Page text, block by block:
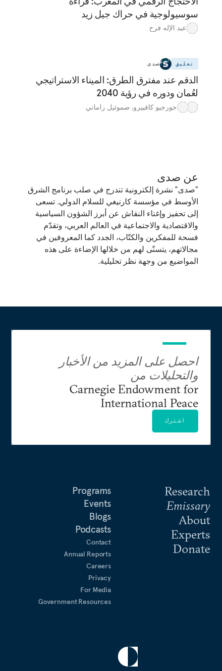
سوسيولوجية في حراك جيل زيد
عبد الإله فرح
تعليق صدى
الدقم عند مفترق الطرق: الميناء الاستراتيجي
لعُمان ودوره في رؤية 2040
جورجيو كافييرو, صموئيل راماني
عن صدى
"صدى" نشرة إلكترونية تندرج في صلب برنامج الشرق
الأوسط في مؤسسة كارنيغي للسلام الدولي. تسعى
إلى تحفيز وإغناء النقاش عن أبرز الشؤون السياسية
والاقتصادية والاجتماعية في العالم العربي، وتقدّم
فسحة للمفكرين والكتّاب، الجدد كما المعروفين في
مجالاتهم، يتسنّى لهم من خلالها الإضاءة على هذه
المواضيع من وجهة نظر تحليلية.
Research
Emissary
About
Experts
Donate
Programs
Events
Blogs
Podcasts
Contact
Annual Reports
Careers
Privacy
For Media
Government Resources
احصل على المزيد من الأخبار
والتحليلات من
Carnegie Endowment for
International Peace
اشترك